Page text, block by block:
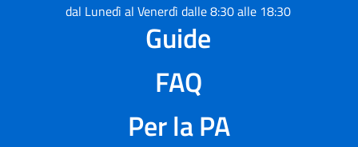
dal Lunedì al Venerdì dalle 8:30 alle 18:30
Guide
FAQ
Per la PA